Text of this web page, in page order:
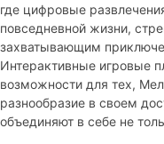
где цифровые
повседневной жизни,
захватывающим
Интерактивные игровые
возможности для тех,
разнообразие в своем
объединяют в себе не